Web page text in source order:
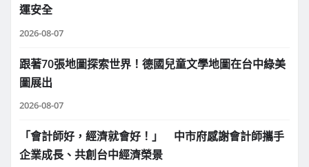
運安全
2026-08-07
跟著70張地圖探索世界！德國兒童文學地圖在台中綠美
圖展出
2026-08-07
「會計師好，經濟就會好！」 中市府感謝會計師攜手
企業成長、共創台中經濟榮景